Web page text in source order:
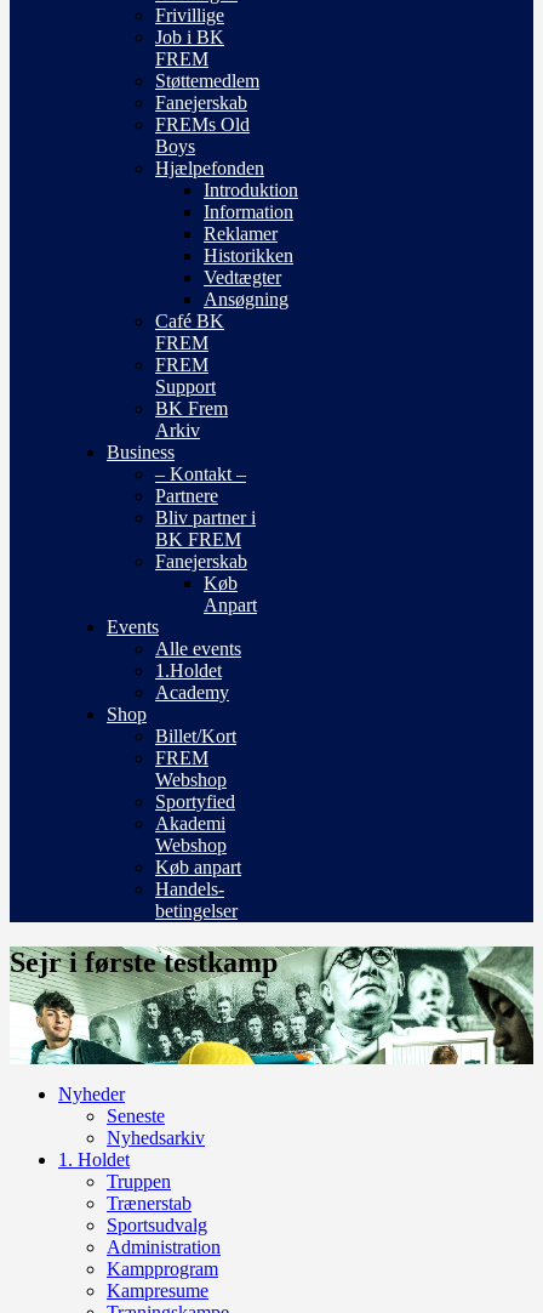
Frivillige
Job i BK
FREM
Støttemedlem
Fanejerskab
FREMs Old
Boys
Hjælpefonden
Introduktion
Information
Reklamer
Historikken
Vedtægter
Ansøgning
Café BK
FREM
FREM
Support
BK Frem
Arkiv
Business
– Kontakt –
Partnere
Bliv partner i
BK FREM
Fanejerskab
Køb
Anpart
Events
Alle events
1.Holdet
Academy
Shop
Billet/Kort
FREM
Webshop
Sportyfied
Akademi
Webshop
Køb anpart
Handels-
betingelser
Sejr i første testkamp
Nyheder
Seneste
Nyhedsarkiv
1. Holdet
Truppen
Trænerstab
Sportsudvalg
Administration
Kampprogram
Kampresume